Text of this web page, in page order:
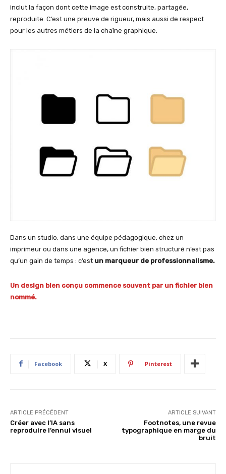
inclut la façon dont cette image est construite, partagée,
reproduite. C’est une preuve de rigueur, mais aussi de respect
pour les autres métiers de la chaîne graphique.
Dans un studio, dans une équipe pédagogique, chez un
imprimeur ou dans une agence, un fichier bien structuré n’est pas
qu’un gain de temps : c’est un marqueur de professionnalisme.
Un design bien conçu commence souvent par un fichier bien
nommé.
Facebook X Pinterest
ARTICLE PRÉCÉDENT
Créer avec l’IA sans
reproduire l’ennui visuel
ARTICLE SUIVANT
Footnotes, une revue
typographique en marge du
bruit